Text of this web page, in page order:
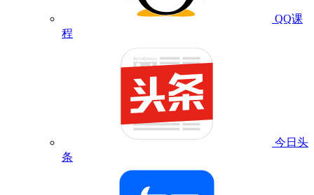
QQ课
程
今日头
条